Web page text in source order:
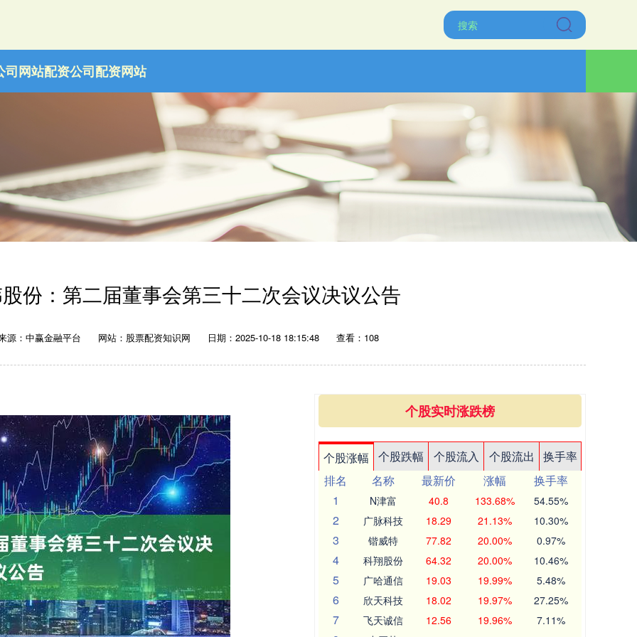
司网站配资公司配资网站
份：第二届董事会第三十二次会议决议公告
源：中赢金融平台 网站：股票配资知识网 日期：2025-10-18 18:15:48 查看：108
个股实时涨跌榜
个股涨幅 个股跌幅 个股流入 个股流出
换手率
排名
名称 最新价 涨幅
换手率
1
N津富 40.8 133.68% 54.55%
2 广脉科技 18.29 21.13% 10.30%
3 锴威特 77.82 20.00% 0.97%
4 科翔股份 64.32 20.00% 10.46%
5 广哈通信 19.03 19.99% 5.48%
6 欣天科技 18.02 19.97% 27.25%
7 飞天诚信 12.56 19.96% 7.11%